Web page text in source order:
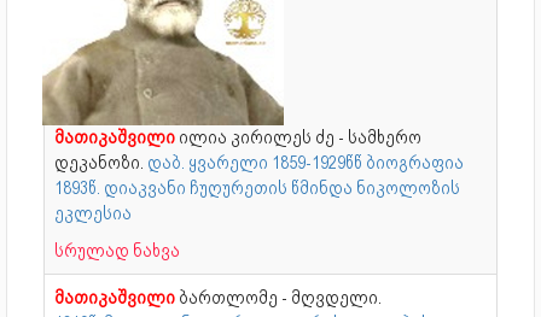
მათიკაშვილი ილია კირილეს ძე - სამხერო
დეკანოზი. დაბ. ყვარელი 1859-1929წწ ბიოგრაფია
1893წ. დიაკვანი ჩუღურეთის წმინდა ნიკოლოზის
ეკლესია
სრულად ნახვა
მათიკაშვილი ბართლომე - მღვდელი.